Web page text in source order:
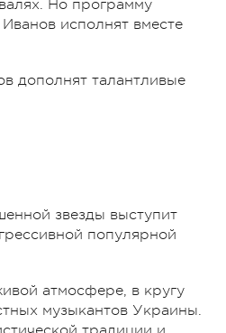
Но программу
исполнят вместе
дополнят талантливые
звезды выступит
популярной
атмосфере, в кругу
музыкантов Украины.